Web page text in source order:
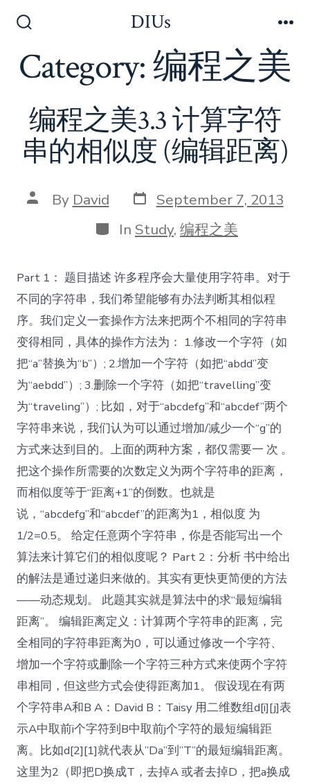
content
Toggle
DIUs
Category:编程之美
编程之美3.3 计算字符
串的相似度 (编辑距离)
Post
author
By David Post
date
September 7, 2013
Categories
In Study, 编程之美
Part 1： 题目描述 许多程序会大量使用字符串。对于
不同的字符串，我们希望能够有办法判断其相似程
序。我们定义一套操作方法来把两个不相同的字符串
变得相同，具体的操作方法为： 1.修改一个字符（如
把“a”替换为“b”）; 2.增加一个字符（如把“abdd”变
为“aebdd”）; 3.删除一个字符（如把“travelling”变
为“traveling”）; 比如，对于“abcdefg”和“abcdef”两个
字符串来说，我们认为可以通过增加/减少一个“g”的
方式来达到目的。上面的两种方案，都仅需要一 次 。
把这个操作所需要的次数定义为两个字符串的距离，
而相似度等于“距离+1”的倒数。也就是
说，“abcdefg”和“abcdef”的距离为1，相似度 为
1/2=0.5。 给定任意两个字符串，你是否能写出一个
算法来计算它们的相似度呢？ Part 2：分析 书中给出
的解法是通过递归来做的。其实有更快更简便的方法
——动态规划。 此题其实就是算法中的求“最短编辑
距离”。 编辑距离定义：计算两个字符串的距离，完
全相同的字符串距离为0，可以通过修改一个字符、
增加一个字符或删除一个字符三种方式来使两个字符
串相同，但这些方式会使得距离加1。 假设现在有两
个字符串A和B A：David B：Taisy 用二维数组d[i][j]表
示A中取前i个字符到B中取前j个字符的最短编辑距
离。比如d[2][1]就代表从”Da”到”T”的最短编辑距离。
这里为2（即把D换成T，去掉A 或者去掉D，把a换成